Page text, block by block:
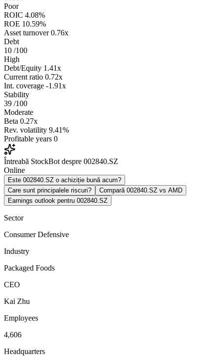
Poor
ROIC 4.08%
ROE 10.59%
Asset turnover 0.76x
Debt
10 /100
High
Debt/Equity 1.41x
Current ratio 0.72x
Int. coverage -1.91x
Stability
39 /100
Moderate
Beta 0.27x
Rev. volatility 9.41%
Profitable years 0
Întreabă StockBot despre 002840.SZ
Online
Este 002840.SZ o achiziție bună acum?
Care sunt principalele riscuri?
Compară 002840.SZ vs AMD
Earnings outlook pentru 002840.SZ
Sector
Consumer Defensive
Industry
Packaged Foods
CEO
Kai Zhu
Employees
4,606
Headquarters